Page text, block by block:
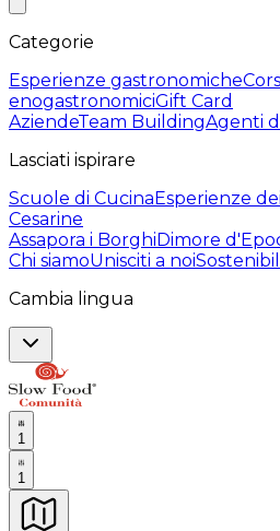
Categorie
Esperienze gastronomiche
enogastronomiciGift Card
AziendeTeam BuildingAgenti
Lasciati ispirare
Scuole di CucinaEsperienze
Cesarine
Assapora i BorghiDimore
Chi siamoUnisciti a noi
Cambia lingua
1
1